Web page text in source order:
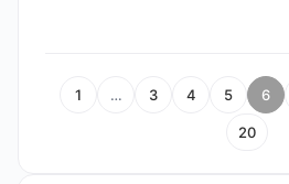
1 … 3 4 5 6
20